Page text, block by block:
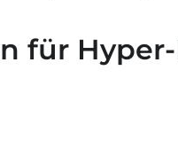
für